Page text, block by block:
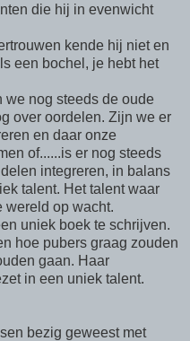
die hij in evenwicht
kende hij niet en
een bochel, je hebt het
we nog steeds de oude
over oordelen. Zijn we er
en daar onze
of......is er nog steeds
integreren, in balans
talent. Het talent waar
wereld op wacht.
uniek boek te schrijven.
hoe pubers graag zouden
gaan. Haar
in een uniek talent.
bezig geweest met